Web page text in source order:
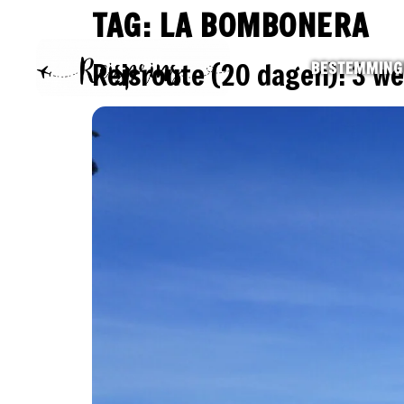
TAG: LA BOMBONERA
Reisroute (20 dagen): 3